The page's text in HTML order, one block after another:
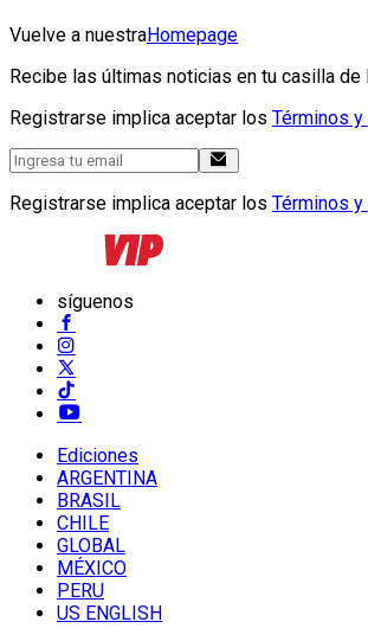
Vuelve a nuestraHomepage
Recibe las últimas noticias en tu casilla de
Registrarse implica aceptar los Términos
Registrarse implica aceptar los Términos
síguenos
Ediciones
ARGENTINA
BRASIL
CHILE
GLOBAL
MÉXICO
PERU
US ENGLISH